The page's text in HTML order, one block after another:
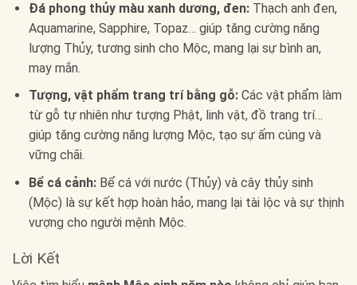
Đá phong thủy màu xanh dương, đen:Thạch anh đen,
Aquamarine, Sapphire, Topaz… giúp tăng cường năng
lượng Thủy, tương sinh cho Mộc, mang lại sự bình an,
may mắn.
Tượng, vật phẩm trang trí bằng gỗ:Các vật phẩm làm
từ gỗ tự nhiên như tượng Phật, linh vật, đồ trang trí…
giúp tăng cường năng lượng Mộc, tạo sự ấm cúng và
vững chãi.
Bể cá cảnh:Bể cá với nước (Thủy) và cây thủy sinh
(Mộc) là sự kết hợp hoàn hảo, mang lại tài lộc và sự thịnh
vượng cho người mệnh Mộc.
Lời Kết